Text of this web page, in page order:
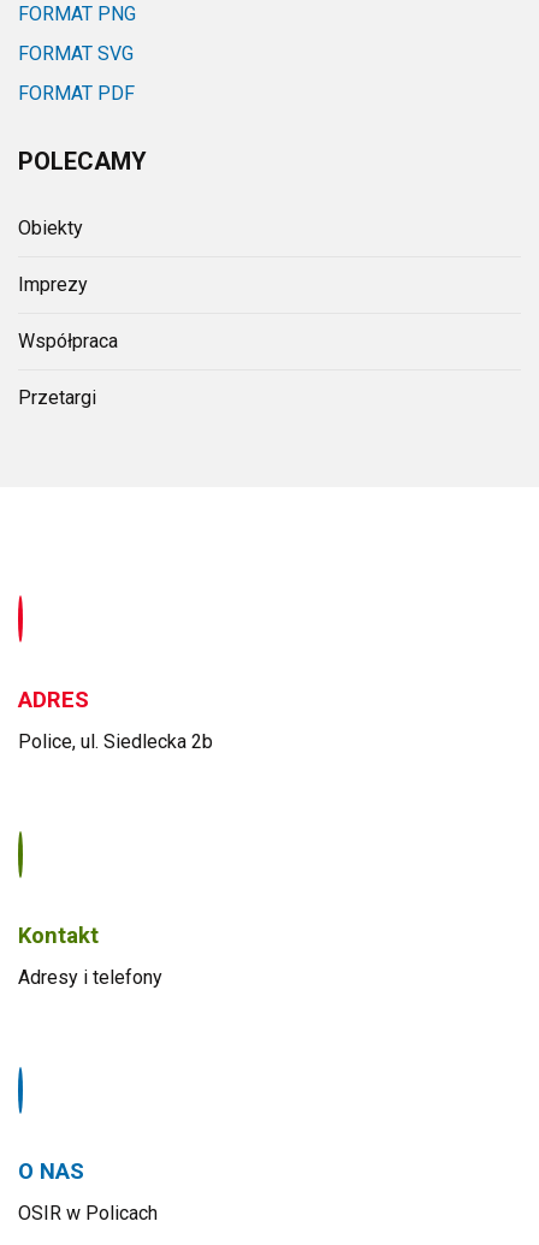
FORMAT PNG
FORMAT SVG
FORMAT PDF
POLECAMY
Obiekty
Imprezy
Współpraca
Przetargi
ADRES
Police, ul. Siedlecka 2b
Kontakt
Adresy i telefony
O NAS
OSIR w Policach